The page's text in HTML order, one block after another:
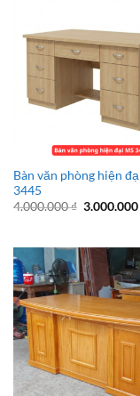
Bàn văn phòng hiện
3445
4.000.000₫ Giá
3.000.000